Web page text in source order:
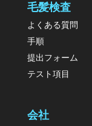
毛髪検査
よくある質問
手順
提出フォーム
テスト項目
会社